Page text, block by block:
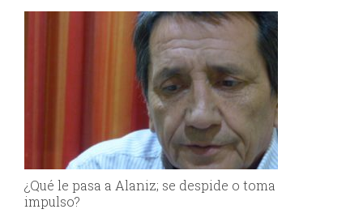
¿Qué le pasa a Alaniz; se despide o toma
impulso?